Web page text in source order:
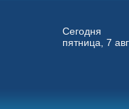
Сегодня
пятница, 7